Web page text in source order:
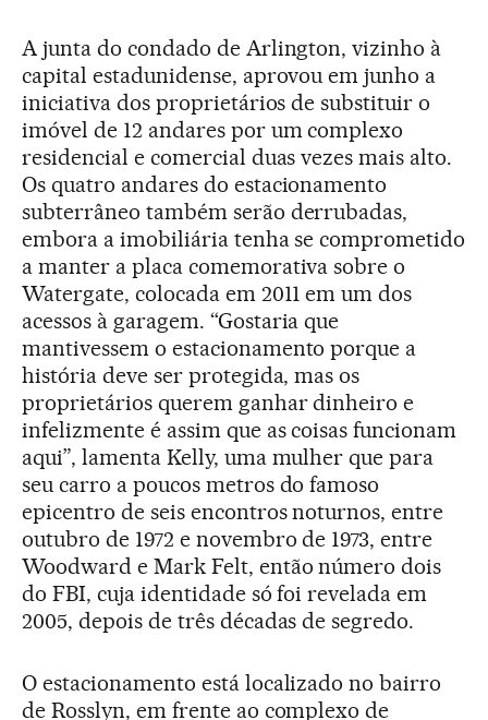
A junta do condado de Arlington, vizinho à
capital estadunidense, aprovou em junho a
iniciativa dos proprietários de substituir o
imóvel de 12 andares por um complexo
residencial e comercial duas vezes mais alto.
Os quatro andares do estacionamento
subterrâneo também serão derrubadas,
embora a imobiliária tenha se comprometido
a manter a placa comemorativa sobre o
Watergate, colocada em 2011 em um dos
acessos à garagem. “Gostaria que
mantivessem o estacionamento porque a
história deve ser protegida, mas os
proprietários querem ganhar dinheiro e
infelizmente é assim que as coisas funcionam
aqui”, lamenta Kelly, uma mulher que para
seu carro a poucos metros do famoso
epicentro de seis encontros noturnos, entre
outubro de 1972 e novembro de 1973, entre
Woodward e Mark Felt, então número dois
do FBI, cuja identidade só foi revelada em
2005, depois de três décadas de segredo.
O estacionamento está localizado no bairro
de Rosslyn, em frente ao complexo de